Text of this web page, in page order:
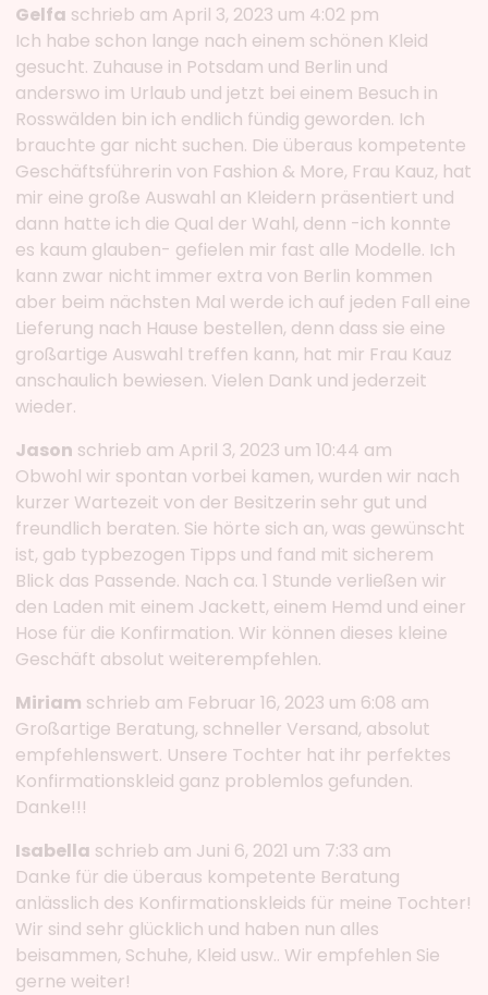
Gelfa schrieb am April 3, 2023 um 4:02 pm
Ich habe schon lange nach einem schönen Kleid
gesucht. Zuhause in Potsdam und Berlin und
anderswo im Urlaub und jetzt bei einem Besuch in
Rosswälden bin ich endlich fündig geworden. Ich
brauchte gar nicht suchen. Die überaus kompetente
Geschäftsführerin von Fashion & More, Frau Kauz, hat
mir eine große Auswahl an Kleidern präsentiert und
dann hatte ich die Qual der Wahl, denn -ich konnte
es kaum glauben- gefielen mir fast alle Modelle. Ich
kann zwar nicht immer extra von Berlin kommen
aber beim nächsten Mal werde ich auf jeden Fall eine
Lieferung nach Hause bestellen, denn dass sie eine
großartige Auswahl treffen kann, hat mir Frau Kauz
anschaulich bewiesen. Vielen Dank und jederzeit
wieder.
Jason schrieb am April 3, 2023 um 10:44 am
Obwohl wir spontan vorbei kamen, wurden wir nach
kurzer Wartezeit von der Besitzerin sehr gut und
freundlich beraten. Sie hörte sich an, was gewünscht
ist, gab typbezogen Tipps und fand mit sicherem
Blick das Passende. Nach ca. 1 Stunde verließen wir
den Laden mit einem Jackett, einem Hemd und einer
Hose für die Konfirmation. Wir können dieses kleine
Geschäft absolut weiterempfehlen.
Miriam schrieb am Februar 16, 2023 um 6:08 am
Großartige Beratung, schneller Versand, absolut
empfehlenswert. Unsere Tochter hat ihr perfektes
Konfirmationskleid ganz problemlos gefunden.
Danke!!!
Isabella schrieb am Juni 6, 2021 um 7:33 am
Danke für die überaus kompetente Beratung
anlässlich des Konfirmationskleids für meine Tochter!
Wir sind sehr glücklich und haben nun alles
beisammen, Schuhe, Kleid usw.. Wir empfehlen Sie
gerne weiter!